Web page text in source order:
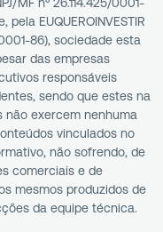
EUQUEROINVESTIR
86), sociedade esta
das empresas
responsáveis
sendo que estes na
exercem nenhuma
vinculados no
não sofrendo, de
comerciais e de
mesmos produzidos de
da equipe técnica.